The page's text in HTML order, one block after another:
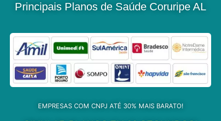
Principais Planos de Saúde Coruripe AL
EMPRESAS COM CNPJ ATÉ 30% MAIS BARATO!